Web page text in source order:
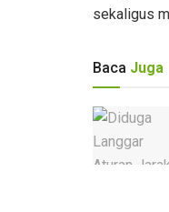
sekaligus
Baca Juga